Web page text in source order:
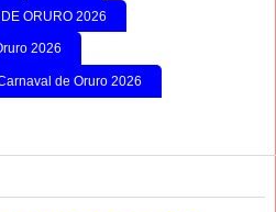
ORURO 2026
2026
de Oruro 2026